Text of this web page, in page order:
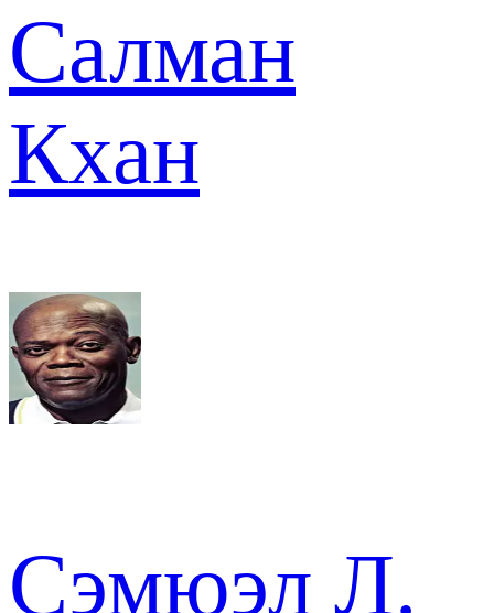
Салман
Кхан
Сэмюэл Л.